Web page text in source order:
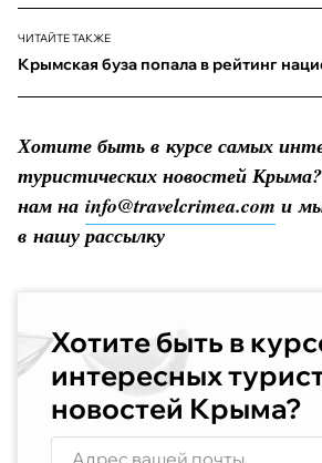
ЧИТАЙТЕ ТАКЖЕ
Крымская буза попала в рейтинг
Хотите быть в курсе самых
туристических новостей
нам на info@travelcrimea.com и
в нашу рассылку
Хотите быть в
интересных
новостей Крыма?